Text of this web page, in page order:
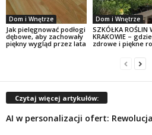
Dom i Wnętrze
Jak pielęgnować podłogi
dębowe, aby zachowały
piękny wygląd przez lata
Dom i Wnętrze
SZKÓŁKA ROŚLIN
KRAKOWIE –
zdrowe i piękne
Czytaj więcej artykułów:
AI w personalizacji ofert: